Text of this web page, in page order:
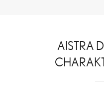
AISTRA